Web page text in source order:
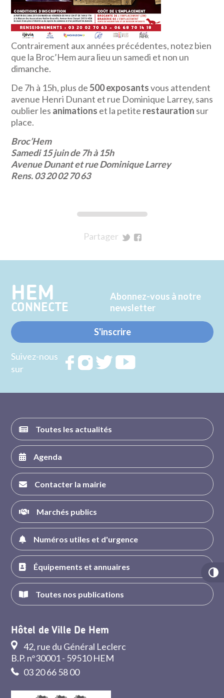
Contrairement aux années précédentes, notez bien
que la Broc’Hem aura lieu un samedi et non un
dimanche.
De 7h à 15h, plus de500 exposantsvous attendent
avenue Henri Dunant et rue Dominique Larrey, sans
oublier les animations et la petite restauration sur
place.
Broc’Hem
Samedi 15 juin de 7h à 15h
Avenue Dunant et rue Dominique Larrey
Rens. 03 20 02 70 63
Partager
Twitter
Facebook
HEM
CONNECTE
Abonnez-vous à notre
newsletter
S'inscrire
Suivez-nous
sur
RejoignezRejoignezRejoignez
Toutes les actualités
Agenda
Contacter la mairie
Marchés publics
Numéros utiles et d'urgence
Équipements et annuaires
Toutes nos publications
Hôtel de Ville De Hem
42, rue du Général Leclerc
B.P. n°30001 - 59510 HEM
03 20 66 58 00